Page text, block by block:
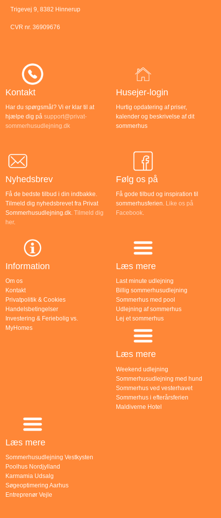
Trigevej 9, 8382 Hinnerup
CVR nr. 36909676
Kontakt
Har du spørgsmål? Vi er klar til at
hjælpe dig på support@privat-
sommerhusudlejning.dk
Husejer-login
Hurtig opdatering af priser,
kalender og beskrivelse af dit
sommerhus
Nyhedsbrev
Få de bedste tilbud i din indbakke.
Tilmeld dig nyhedsbrevet fra Privat
Sommerhusudlejning.dk.Tilmeld dig
her.
Følg os på
Få gode tilbud og inspiration til
sommerhusferien. Like os på
Facebook.
Information
Om os
Kontakt
Privatpolitik & Cookies
Handelsbetingelser
Investering & Feriebolig vs.
MyHomes
Læs mere
Last minute udlejning
Billig sommerhusudlejning
Sommerhus med pool
Udlejning af sommerhus
Lej et sommerhus
Læs mere
Weekend udlejning
Sommerhusudlejning med hund
Sommerhus ved vesterhavet
Sommerhus i efterårsferien
Maldiverne Hotel
Læs mere
Sommerhusudlejning Vestkysten
Poolhus Nordjylland
Karmamia Udsalg
Søgeoptimering Aarhus
Entreprenør Vejle